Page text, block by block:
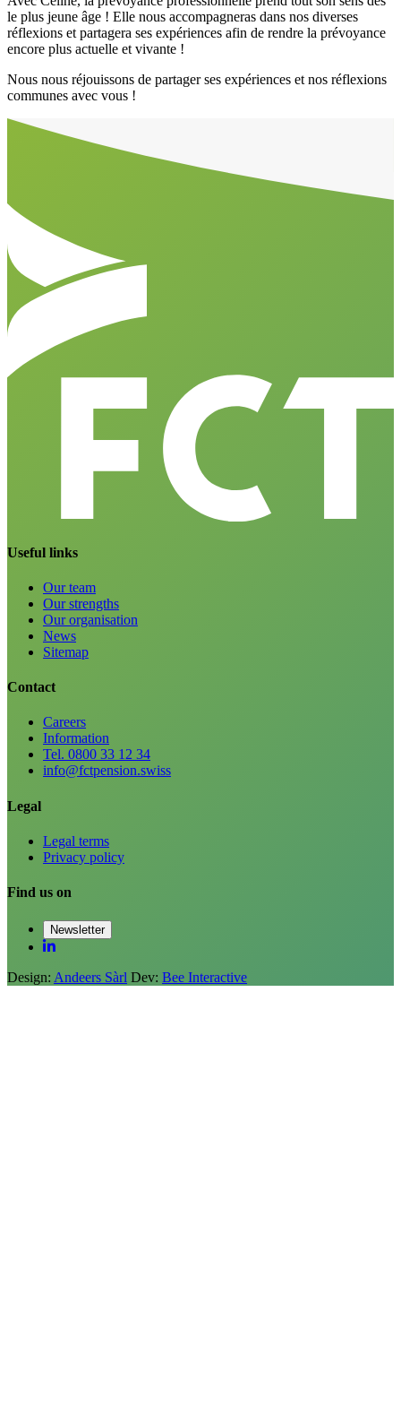
le plus jeune âge ! Elle nous accompagneras dans nos diverses
réflexions et partagera ses expériences afin de rendre la prévoyance
encore plus actuelle et vivante !
Nous nous réjouissons de partager ses expériences et nos réflexions
communes avec vous !
Aller en haut de la page
Bas de page
Useful links
Our team
Our strengths
Our organisation
News
Sitemap
Contact
Careers
Information
Tel. 0800 33 12 34
info@fctpension.swiss
Legal
Legal terms
Privacy policy
Find us on
Newsletter
Design: Andeers Sàrl Dev: Bee Interactive